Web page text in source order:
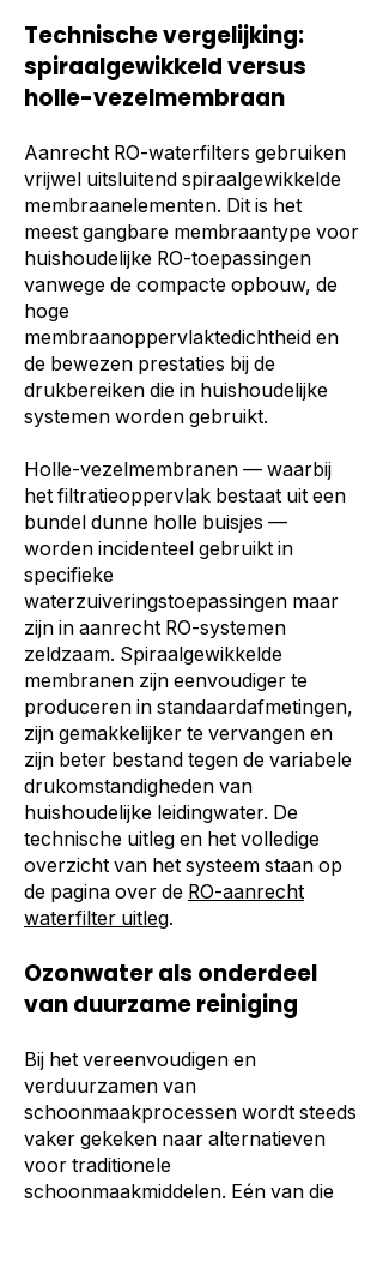
Technische vergelijking:
spiraalgewikkeld versus
holle-vezelmembraan
Aanrecht RO-waterfilters gebruiken
vrijwel uitsluitend spiraalgewikkelde
membraanelementen. Dit is het
meest gangbare membraantype voor
huishoudelijke RO-toepassingen
vanwege de compacte opbouw, de
hoge
membraanoppervlaktedichtheid en
de bewezen prestaties bij de
drukbereiken die in huishoudelijke
systemen worden gebruikt.
Holle-vezelmembranen — waarbij
het filtratieoppervlak bestaat uit een
bundel dunne holle buisjes —
worden incidenteel gebruikt in
specifieke
waterzuiveringstoepassingen maar
zijn in aanrecht RO-systemen
zeldzaam. Spiraalgewikkelde
membranen zijn eenvoudiger te
produceren in standaardafmetingen,
zijn gemakkelijker te vervangen en
zijn beter bestand tegen de variabele
drukomstandigheden van
huishoudelijke leidingwater. De
technische uitleg en het volledige
overzicht van het systeem staan op
de pagina over de RO-aanrecht
waterfilter uitleg.
Ozonwater als onderdeel
van duurzame reiniging
Bij het vereenvoudigen en
verduurzamen van
schoonmaakprocessen wordt steeds
vaker gekeken naar alternatieven
voor traditionele
schoonmaakmiddelen. Eén van die